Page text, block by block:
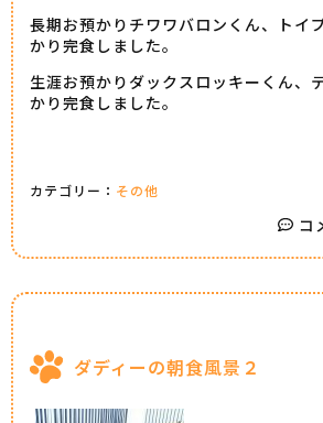
長期お預かりチワワバロンくん、トイ
かり完食しました。
生涯お預かりダックスロッキーくん、
かり完食しました。
カテゴリー： その他
コ
ダディーの朝食風景２